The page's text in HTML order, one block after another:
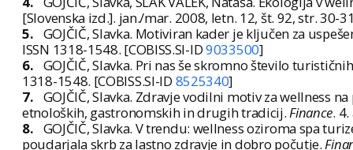
[Slovenska izd.]. jan./mar. 2008, letn. 12, št. 92, str. 30-
5. GOJČIČ, Slavka. Motiviran kader je ključen za
ISSN 1318-1548. [COBISS.SI-ID9033500]
6. GOJČIČ, Slavka. Pri nas še skromno število
1318-1548. [COBISS.SI-ID 8525340]
7. GOJČIČ, Slavka. Zdravje vodilni motiv za wellness
etnoloških, gastronomskih in drugih tradicij.Finance.
8. GOJČIČ, Slavka. V trendu: wellness oziroma spa
poudarjala skrb za lastno zdravje in dobro počutje.